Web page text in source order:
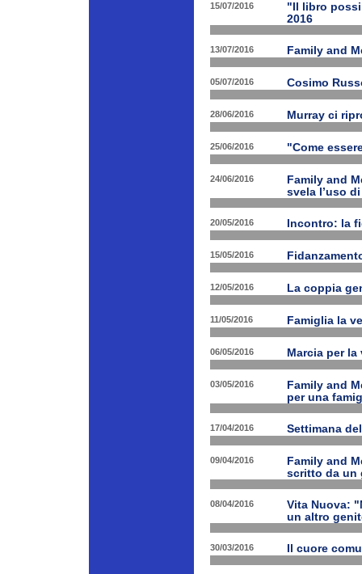
15/07/2016
"Il libro
2016
13/07/2016 Family and
05/07/2016 Cosimo
28/06/2016 Murray ci
25/06/2016 "Come
24/06/2016
Family and
svela l’uso
20/05/2016 Incontro: la
15/05/2016
12/05/2016 La coppia
11/05/2016 Famiglia la
06/05/2016 Marcia per la
03/05/2016
Family and
per una
17/04/2016 Settimana
09/04/2016
Family and
scritto da un
08/04/2016
Vita Nuova:
un altro
30/03/2016 Il cuore